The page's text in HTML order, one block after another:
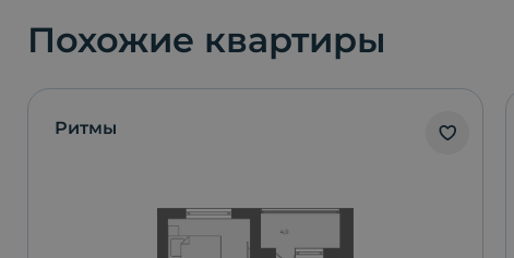
Похожие квартиры
Ритмы